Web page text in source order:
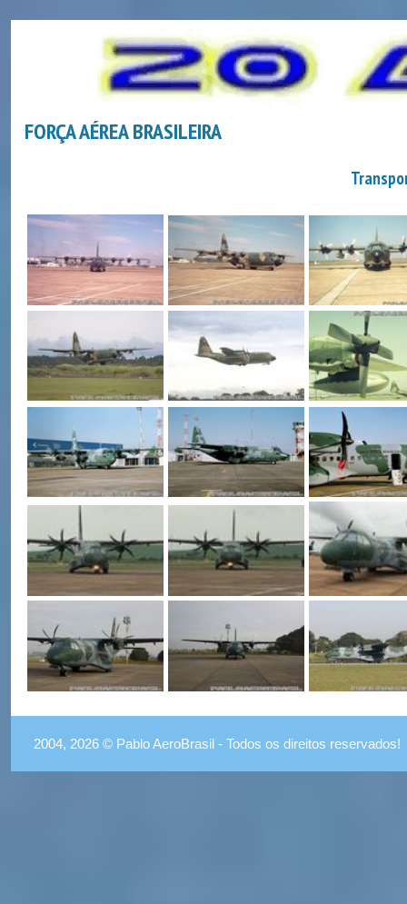
FORÇA AÉREA BRASILEIRA
2004, 2026 © Pablo AeroBrasil - Todos os direitos reservados!